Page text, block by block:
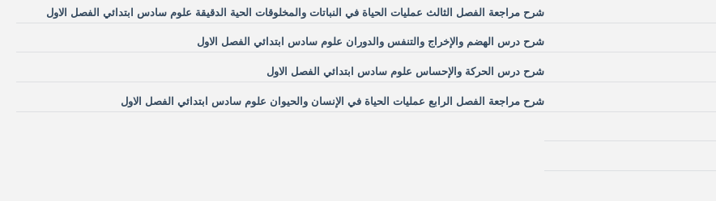
شرح مراجعة الفصل الثالث عمليات الحياة في النباتات والمخلوقات الحية الدقيقة علوم سادس ابتدائي الفصل الاول
شرح درس الهضم والإخراج والتنفس والدوران علوم سادس ابتدائي الفصل الاول
شرح درس الحركة والإحساس علوم سادس ابتدائي الفصل الاول
شرح مراجعة الفصل الرابع عمليات الحياة في الإنسان والحيوان علوم سادس ابتدائي الفصل الاول